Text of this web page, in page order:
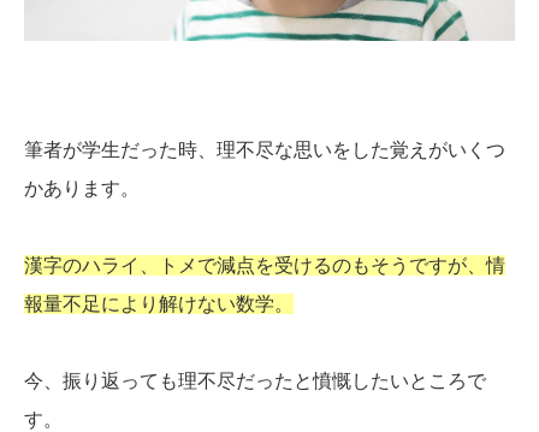
筆者が学生だった時、理不尽な思いをした覚えがいくつ
かあります。
漢字のハライ、トメで減点を受けるのもそうですが、情
報量不足により解けない数学。
今、振り返っても理不尽だったと憤慨したいところで
す。